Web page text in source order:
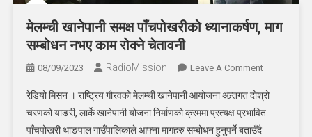
मेलम्ची खानेपानी समक्ष पाँचपोखरीको ध्यानाकर्षण, माग
सम्बोधन नभए काम रोक्ने चेतावनी
08/09/2023 RadioMission Leave A CommentOn
खानेपानी
समक्ष
रेडियो मिसन । राष्ट्रिय गौरवको मेलम्ची खानेपानी आयोजना अन्र्तगत दोश्रो
चरणको याङरी, लार्के खानेपानी योजना निर्माणको क्रममा प्रत्यक्ष प्रभावित
पाँचपोखरी थाङपाल गाउँपालिकाले आफ्ना मागहरु सम्बोधन हुनुपर्ने बताउँदै